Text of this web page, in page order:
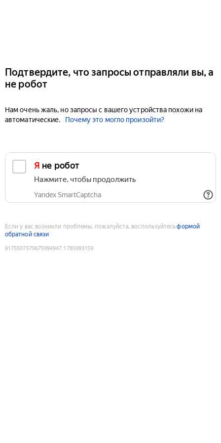
Подтвердите, что запросы отправляли вы, а
не робот
Нам очень жаль, но запросы с вашего устройства похожи на
автоматические.
Почему это могло произойти?
Я не робот
Нажмите, чтобы продолжить
Yandex SmartCaptcha
Если у вас возникли проблемы, пожалуйста, воспользуйтесьформой
обратной связи
9175507570675994947:1785993159